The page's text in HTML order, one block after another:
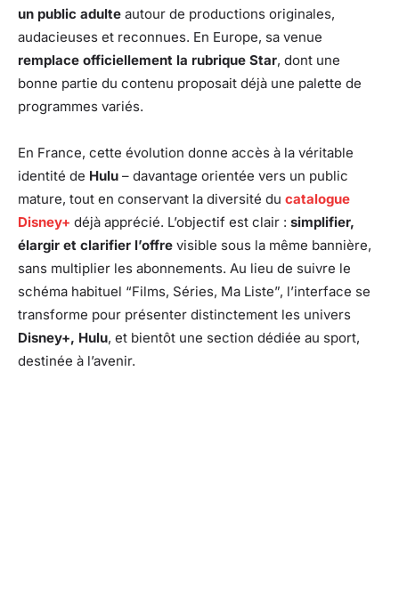
un public adulte autour de productions originales,
audacieuses et reconnues. En Europe, sa venue
remplace officiellement la rubrique Star, dont une
bonne partie du contenu proposait déjà une palette de
programmes variés.
En France, cette évolution donne accès à la véritable
identité de Hulu – davantage orientée vers un public
mature, tout en conservant la diversité du catalogue
Disney+ déjà apprécié. L’objectif est clair : simplifier,
élargir et clarifier l’offre visible sous la même bannière,
sans multiplier les abonnements. Au lieu de suivre le
schéma habituel “Films, Séries, Ma Liste”, l’interface se
transforme pour présenter distinctement les univers
Disney+, Hulu, et bientôt une section dédiée au sport,
destinée à l’avenir.